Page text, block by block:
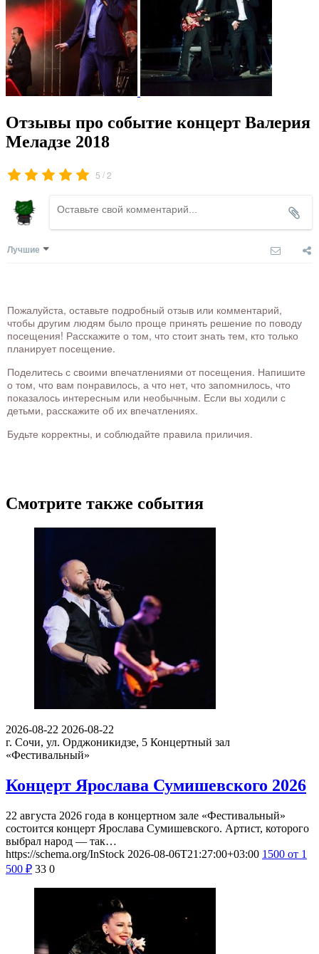
Отзывы про событие концерт Валерия
Меладзе 2018
5 /2
Лучшие
Пожалуйста, оставьте подробный отзыв или комментарий,
чтобы другим людям было проще принять решение по поводу
посещения! Расскажите о том, что стоит знать тем, кто только
планирует посещение.
Поделитесь с своими впечатлениями от посещения. Напишите
о том, что вам понравилось, а что нет, что запомнилось, что
показалось интересным или необычным. Если вы ходили с
детьми, расскажите об их впечатлениях.
Будьте корректны, и соблюдайте правила приличия.
Смотрите также события
2026-08-22 2026-08-22
г. Сочи, ул. Орджоникидзе, 5 Концертный зал
«Фестивальный»
Концерт Ярослава Сумишевского 2026
22 августа 2026 года в концертном зале «Фестивальный»
состоится концерт Ярослава Сумишевского. Артист, которого
выбрал народ — так…
https://schema.org/InStock 2026-08-06T21:27:00+03:00 1500 от 1
500 ₽ 33 0